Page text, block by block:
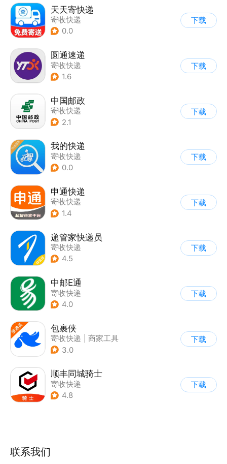
天天寄快递
寄收快递
0.0
下载
圆通速递
寄收快递
1.6
下载
中国邮政
寄收快递
2.1
下载
我的快递
寄收快递
0.0
下载
申通快递
寄收快递
1.4
下载
递管家快递员
寄收快递
4.5
下载
中邮E通
寄收快递
4.0
下载
包裹侠
寄收快递
商家工具
3.0
下载
顺丰同城骑士
寄收快递
4.8
下载
联系我们